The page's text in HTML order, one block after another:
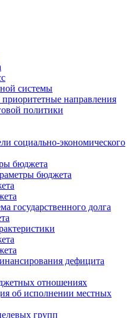
системы
направления
политики
социально-экономического
бюджета
бюджета
государственного долга
дефицита
отношениях
об исполнении местных
групп